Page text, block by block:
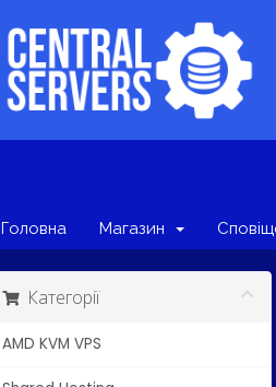
Головна Магазин
Категорії
AMD KVM VPS